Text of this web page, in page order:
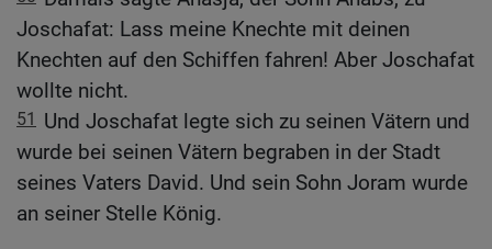
Joschafat: Lass meine Knechte mit deinen
Knechten auf den Schiffen fahren! Aber Joschafat
wollte nicht.
51
Und Joschafat legte sich zu seinen Vätern und
wurde bei seinen Vätern begraben in der Stadt
seines Vaters David. Und sein Sohn Joram wurde
an seiner Stelle König.